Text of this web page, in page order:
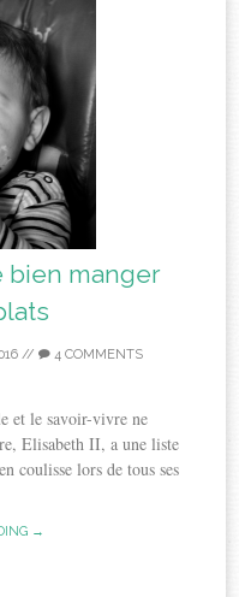
bien manger
// 4 COMMENTS
et le savoir-vivre ne
Elisabeth II, a une liste
coulisse lors de tous ses
→